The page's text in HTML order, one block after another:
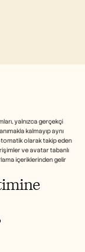
yalnızca gerçekçi
kalmayıp aynı
olarak takip eden
ve avatar tabanlı
içeriklerinden gelir